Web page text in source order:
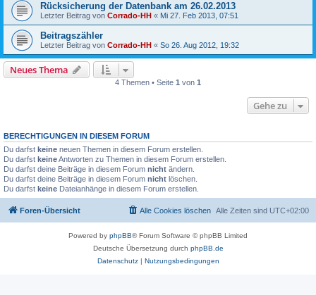
Rücksicherung der Datenbank am 26.02.2013
Letzter Beitrag von Corrado-HH « Mi 27. Feb 2013, 07:51
Beitragszähler
Letzter Beitrag von Corrado-HH « So 26. Aug 2012, 19:32
Neues Thema
4 Themen • Seite 1 von 1
Gehe zu
BERECHTIGUNGEN IN DIESEM FORUM
Du darfst keine neuen Themen in diesem Forum erstellen.
Du darfst keineAntworten zu Themen in diesem Forum erstellen.
Du darfst deine Beiträge in diesem Forum nicht ändern.
Du darfst deine Beiträge in diesem Forum nicht löschen.
Du darfst keine Dateianhänge in diesem Forum erstellen.
Foren-Übersicht Alle Zeiten sind UTC+02:00
Alle Cookies löschen
Powered by phpBB® Forum Software © phpBB Limited
Deutsche Übersetzung durch phpBB.de
Datenschutz| Nutzungsbedingungen